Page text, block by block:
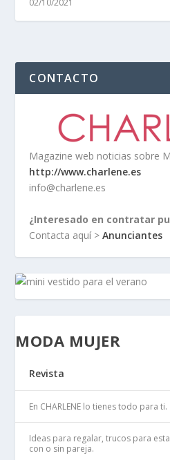
02/10/2021
CONTACTO
Magazine web noticias sobre
http://www.charlene.es
info@charlene.es
¿Interesado en contratar
Contacta aquí >Anunciantes
MODA MUJER
Revista
En CHARLENE lo tienes todo para ti.
Ideas para regalar, trucos para
con o sin pareja.